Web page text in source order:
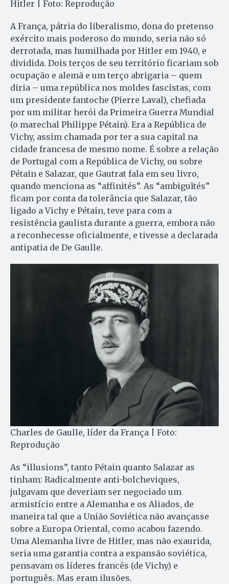
Hitler | Foto: Reprodução
A França, pátria do liberalismo, dona do pretenso
exército mais poderoso do mundo, seria não só
derrotada, mas humilhada por Hitler em 1940, e
dividida. Dois terços de seu território ficariam sob
ocupação e alemã e um terço abrigaria – quem
diria – uma república nos moldes fascistas, com
um presidente fantoche (Pierre Laval), chefiada
por um militar herói da Primeira Guerra Mundial
(o marechal Philippe Pétain). Era a República de
Vichy, assim chamada por ter a sua capital na
cidade francesa de mesmo nome. É sobre a relação
de Portugal com a República de Vichy, ou sobre
Pétain e Salazar, que Gautrat fala em seu livro,
quando menciona as “affinités”. As “ambiguïtés”
ficam por conta da tolerância que Salazar, tão
ligado a Vichy e Pétain, teve para com a
resistência gaulista durante a guerra, embora não
a reconhecesse oficialmente, e tivesse a declarada
antipatia de De Gaulle.
Charles de Gaulle, líder da França | Foto:
Reprodução
As “illusions”, tanto Pétain quanto Salazar as
tinham: Radicalmente anti-bolcheviques,
julgavam que deveriam ser negociado um
armistício entre a Alemanha e os Aliados, de
maneira tal que a União Soviética não avançasse
sobre a Europa Oriental, como acabou fazendo.
Uma Alemanha livre de Hitler, mas não exaurida,
seria uma garantia contra a expansão soviética,
pensavam os líderes francês (de Vichy) e
português. Mas eram ilusões.